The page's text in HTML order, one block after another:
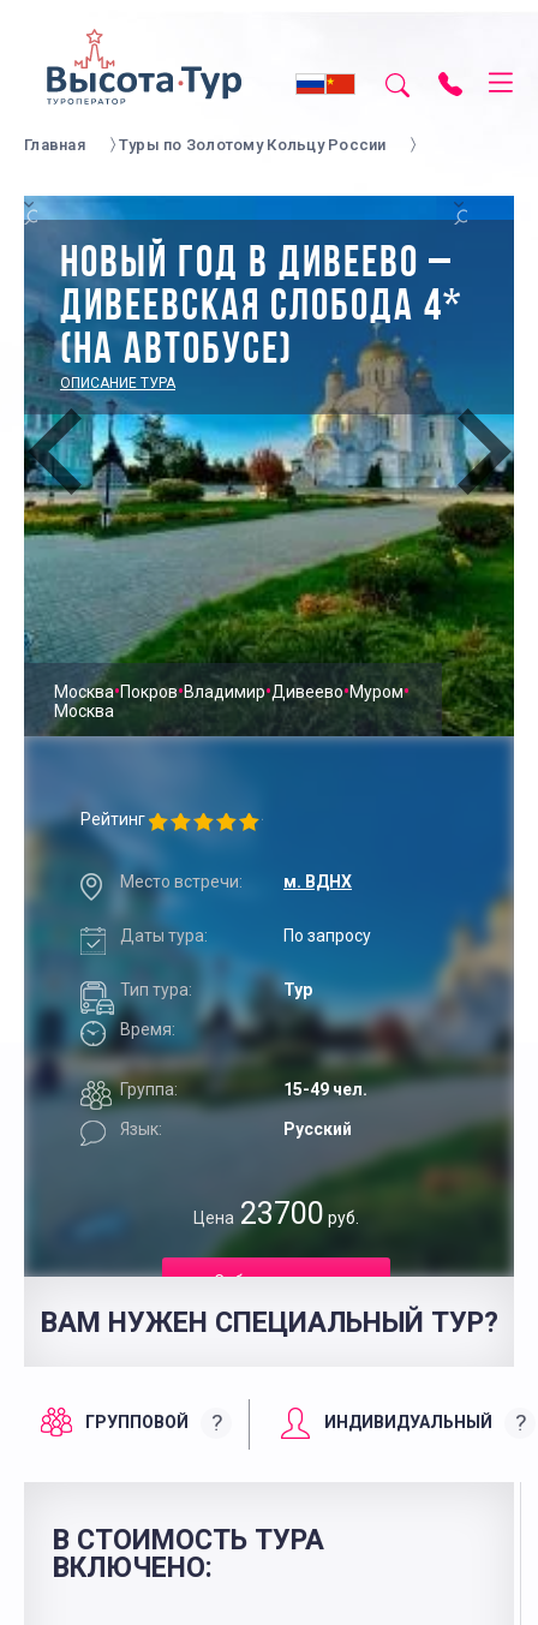
Главная Туры по Золотому Кольцу России
НОВЫЙ ГОД В ДИВЕЕВО –
ДИВЕЕВСКАЯ СЛОБОДА 4*
(НА АВТОБУСЕ)
ОПИСАНИЕ ТУРА
Москва•Покров•Владимир•Дивеево•Муром•
Москва
Рейтинг
Место встречи: м. ВДНХ
Даты тура: По запросу
Тип тура: Тур
Время:
Группа: 15-49 чел.
Язык: Русский
Цена 23700 руб.
Забронировать
ВАМ НУЖЕН СПЕЦИАЛЬНЫЙ ТУР?
ГРУППОВОЙ ? ИНДИВИДУАЛЬНЫЙ ?
В СТОИМОСТЬ ТУРА
ВКЛЮЧЕНО: